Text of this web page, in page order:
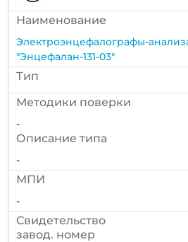
Наименование
Электроэнцефалографы-
"Энцефалан-131-03"
Тип
Методики поверки
-
Описание типа
-
МПИ
-
Cвидетельство
завод. номер